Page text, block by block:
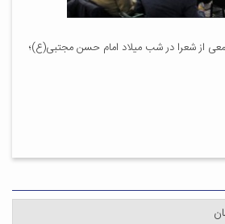
از شعرا در شب میلاد امام حسن مجتبی(ع)؛